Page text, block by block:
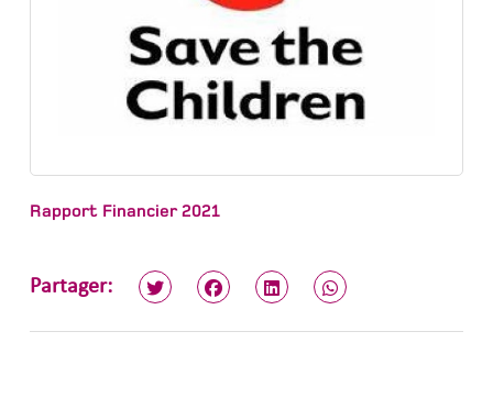
Rapport Financier 2021
Partager: